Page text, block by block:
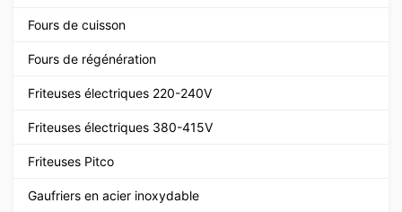
Fours de cuisson
Fours de régénération
Friteuses électriques 220-240V
Friteuses électriques 380-415V
Friteuses Pitco
Gaufriers en acier inoxydable